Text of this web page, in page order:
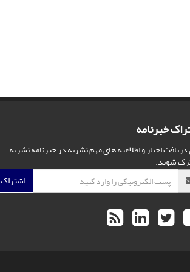
خبرنامه
دریافت اخبار و اطلاعیه های مهم نشریه در خبرنامه نشریه
شوید.
اشتراک